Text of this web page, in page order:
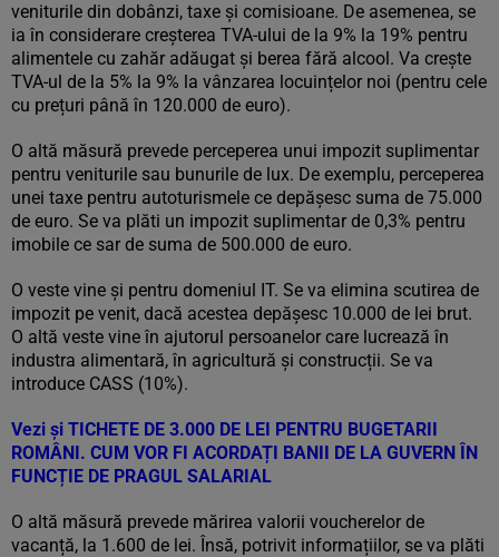
veniturile din dobânzi, taxe şi comisioane. De asemenea, se
ia în considerare creșterea TVA-ului de la 9% la 19% pentru
alimentele cu zahăr adăugat și berea fără alcool. Va crește
TVA-ul de la 5% la 9% la vânzarea locuințelor noi (pentru cele
cu prețuri până în 120.000 de euro).
O altă măsură prevede perceperea unui impozit suplimentar
pentru veniturile sau bunurile de lux. De exemplu, perceperea
unei taxe pentru autoturismele ce depășesc suma de 75.000
de euro. Se va plăti un impozit suplimentar de 0,3% pentru
imobile ce sar de suma de 500.000 de euro.
O veste vine și pentru domeniul IT. Se va elimina scutirea de
impozit pe venit, dacă acestea depășesc 10.000 de lei brut.
O altă veste vine în ajutorul persoanelor care lucrează în
industra alimentară, în agricultură și construcții. Se va
introduce CASS (10%).
Vezi și TICHETE DE 3.000 DE LEI PENTRU BUGETARII
ROMÂNI. CUM VOR FI ACORDAȚI BANII DE LA GUVERN ÎN
FUNCȚIE DE PRAGUL SALARIAL
O altă măsură prevede mărirea valorii voucherelor de
vacanță, la 1.600 de lei. Însă, potrivit informațiilor, se va plăti